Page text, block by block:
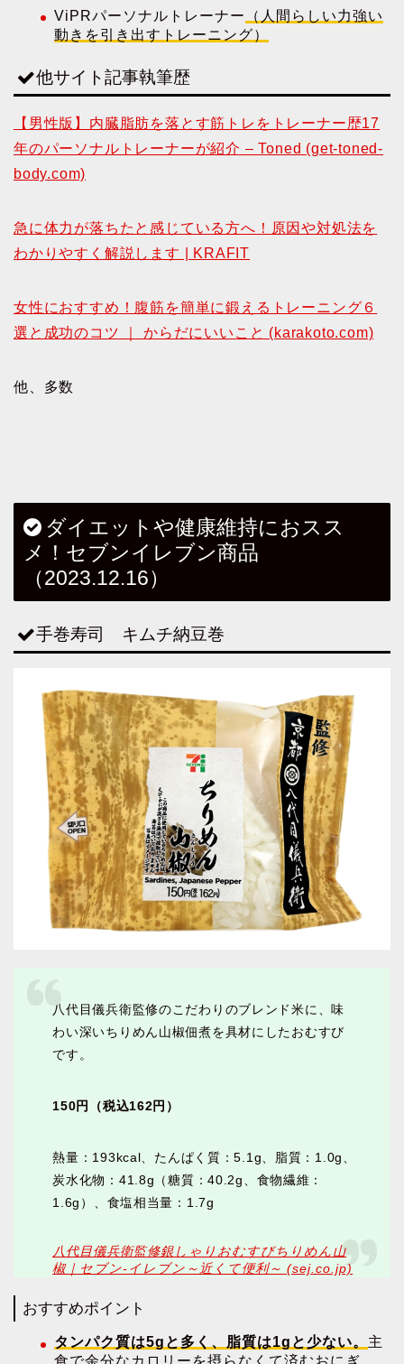
ViPRパーソナルトレーナー
（人間らしい力強い
動きを引き出すトレーニング）
他サイト記事執筆歴
【男性版】内臓脂肪を落とす筋トレをトレーナー歴17
年のパーソナルトレーナーが紹介 – Toned (get-toned-
body.com)
急に体力が落ちたと感じている方へ！原因や対処法を
わかりやすく解説します | KRAFIT
女性におすすめ！腹筋を簡単に鍛えるトレーニング６
選と成功のコツ ｜ からだにいいこと (karakoto.com)
他、多数
ダイエットや健康維持におスス
メ！セブンイレブン商品
（2023.12.16）
手巻寿司 キムチ納豆巻
八代目儀兵衛監修のこだわりのブレンド米に、味
わい深いちりめん山椒佃煮を具材にしたおむすび
です。
150円（税込162円）
熱量：193kcal、たんぱく質：5.1g、脂質：1.0g、
炭水化物：41.8g（糖質：40.2g、食物繊維：
1.6g）、食塩相当量：1.7g
八代目儀兵衛監修銀しゃりおむすびちりめん山
椒｜セブン‐イレブン～近くて便利～ (sej.co.jp)
おすすめポイント
タンパク質は5gと多く、脂質は1gと少ない。 主